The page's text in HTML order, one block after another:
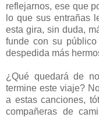
reflejarnos, ese que
lo que sus entrañas
esta gira, sin duda,
funde con su
despedida más
¿Qué quedará de
termine este viaje?
a estas canciones,
compañeras de